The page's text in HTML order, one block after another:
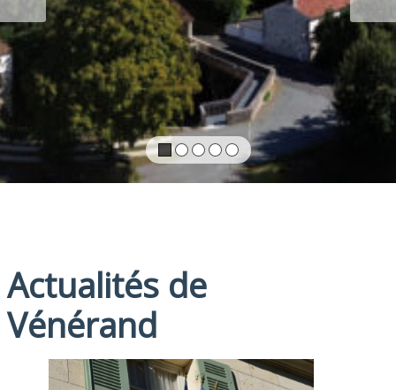
Actualités de
Vénérand